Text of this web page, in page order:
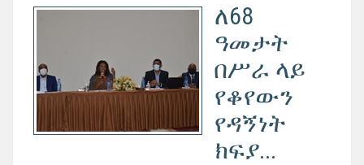
ለ68
ዓመታት
በሥራ ላይ
የቆየውን
የዳኝነት
ክፍያ...